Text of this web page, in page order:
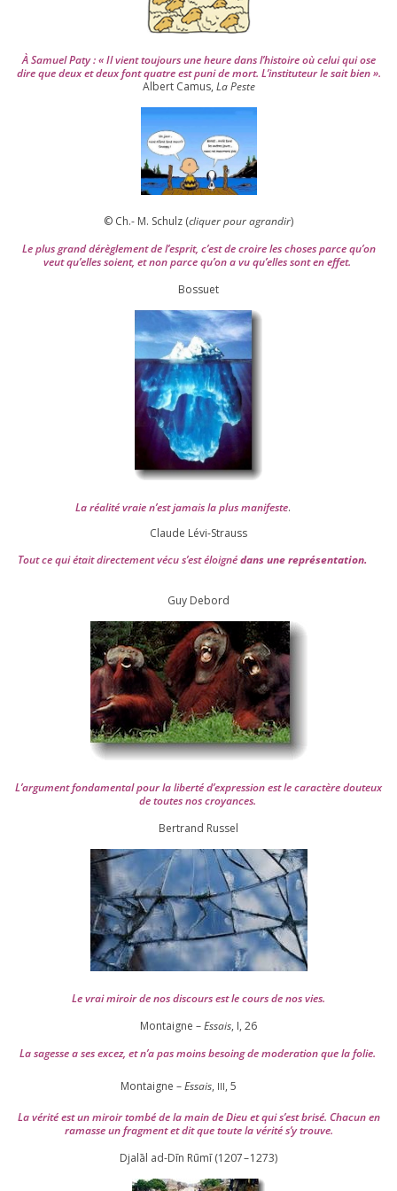
À Samuel Paty : « Il vient tou­jours une heure dans l’his­toire où celui qui ose
dire que deux et deux font quatre est puni de mort. L’instituteur le sait bien ».
Albert Camus, La Peste
© Ch.- M. Schulz (cli­quer pour agran­dir)
Le plus grand dérè­gle­ment de l’es­prit, c’est de croire les choses parce qu’on
veut qu’elles soient, et non parce qu’on a vu qu’elles sont en effet.
Bossuet
La réa­lité vraie n’est jamais la plus mani­feste.
Claude Lévi-Strauss
Tout ce qui était direc­te­ment vécu s’est éloi­gnédans une repré­sen­ta­tion.
Guy Debord
L’argument fon­da­men­tal pour la liber­té d’expression est le carac­tère dou­teux
de toutes nos croyances.
Ber­trand Russel
Le vrai miroir de nos dis­cours est le cours de nos vies.
Montaigne –Essais, I, 26
La sagesse a ses excez, et n’a pas moins besoing de mode­ra­tion que la folie.
Montaigne –Essais, III, 5
La véri­té est un miroir tom­bé de la main de Dieu et qui s’est bri­sé. Chacun en
ramasse un frag­ment et dit que toute la véri­té s’y trouve.
Djalāl ad-Dīn Rūmī (1207–1273)